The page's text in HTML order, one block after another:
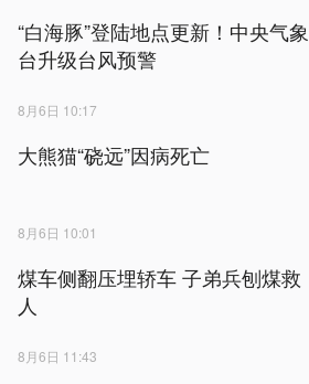
“白海豚”登陆地点更新！中央气象
台升级台风预警
8月6日 10:17
大熊猫“硗远”因病死亡
8月6日 10:01
煤车侧翻压埋轿车 子弟兵刨煤救
人
8月6日 11:43